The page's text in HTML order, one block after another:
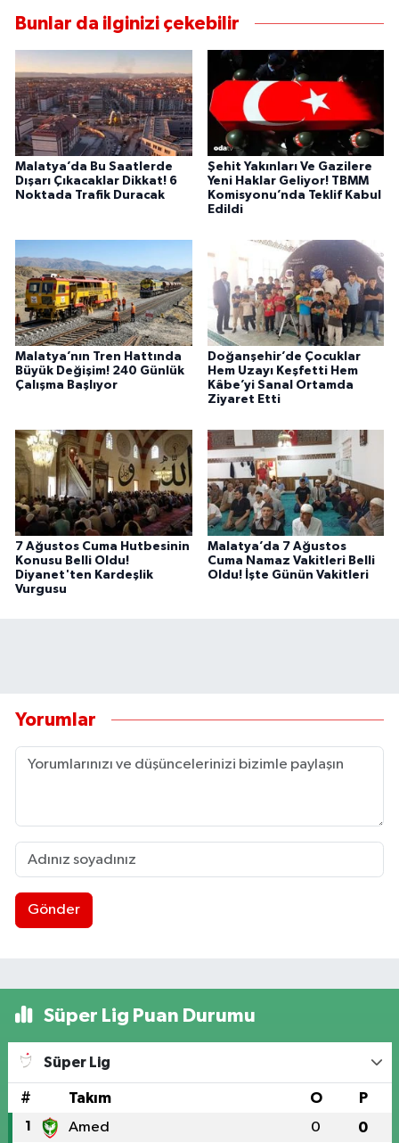
Bunlar da ilginizi çekebilir
Malatya’da Bu Saatlerde
Dışarı Çıkacaklar Dikkat! 6
Noktada Trafik Duracak
Şehit Yakınları Ve Gazilere
Yeni Haklar Geliyor! TBMM
Komisyonu’nda Teklif Kabul
Edildi
Malatya’nın Tren Hattında
Büyük Değişim! 240 Günlük
Çalışma Başlıyor
Doğanşehir’de Çocuklar
Hem Uzayı Keşfetti Hem
Kâbe’yi Sanal Ortamda
Ziyaret Etti
7 Ağustos Cuma Hutbesinin
Konusu Belli Oldu!
Diyanet'ten Kardeşlik
Vurgusu
Malatya’da 7 Ağustos
Cuma Namaz Vakitleri Belli
Oldu! İşte Günün Vakitleri
Yorumlar
Gönder
Süper Lig Puan Durumu
Süper Lig
# Takım O P
1 Amed 0 0